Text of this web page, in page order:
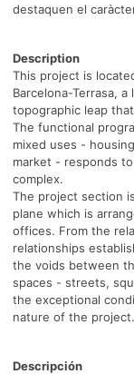
destaquen el
Description
This project is
Barcelona-Terrasa,
topographic leap
The functional
mixed uses -
market - responds
complex.
The project section
plane which is
offices. From the
relationships
the voids between
spaces - streets,
the exceptional
nature of the project.
Descripción